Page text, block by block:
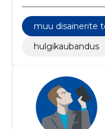
muu disainerite
hulgikaubandus